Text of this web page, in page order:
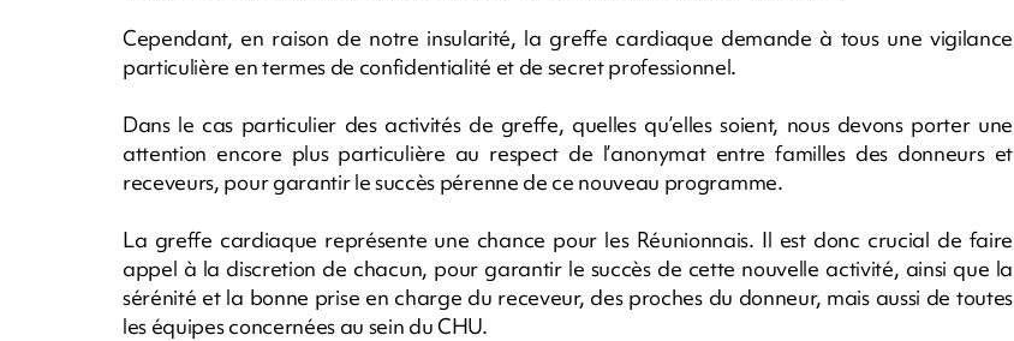
Cependant, en raison de notre insularité, la greffe cardiaque demande à tous une vigilance
particulière en termes de confidentialité et de secret professionnel.
Dans le cas particulier des activités de greffe, quelles qu’elles soient, nous devons porter une
attention encore plus particulière au respect de l’anonymat entre familles des donneurs et
receveurs, pour garantir le succès pérenne de ce nouveau programme.
La greffe cardiaque représente une chance pour les Réunionnais. Il est donc crucial de faire
appel à la discretion de chacun, pour garantir le succès de cette nouvelle activité, ainsi que la
sérénité et la bonne prise en charge du receveur, des proches du donneur, mais aussi de toutes
les équipes concernées au sein du CHU.